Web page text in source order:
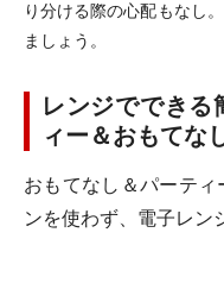
り分ける際の心配もなし
ましょう。
レンジででき
ィー＆おもてな
おもてなし＆パーテ
ンを使わず、電子レン